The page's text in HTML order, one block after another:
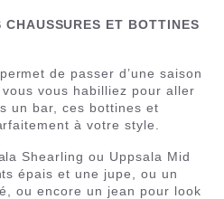
ET BOTTINES
de passer d’une saison
vous habilliez pour aller
un bar, ces bottines et
à votre style.
Shearling ou Uppsala Mid
épais et une jupe, ou un
ou encore un jean pour look